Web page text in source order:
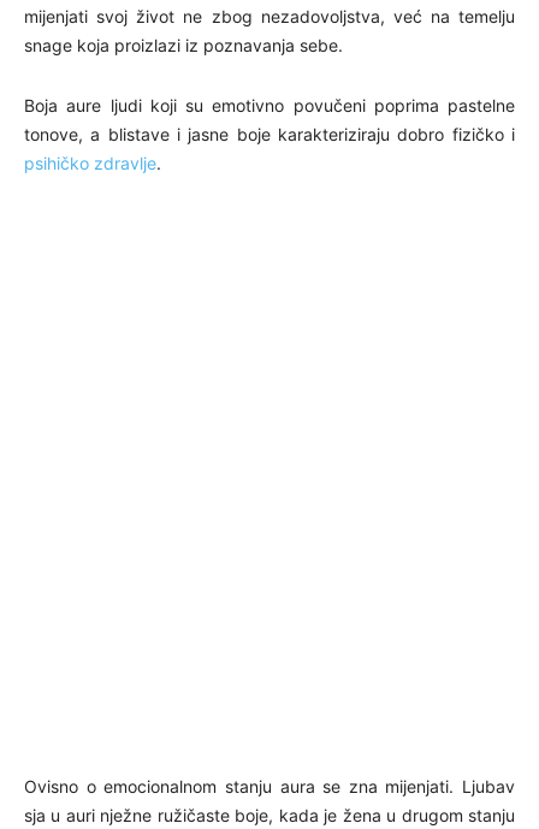
mijenjati svoj život ne zbog nezadovoljstva, već na temelju
snage koja proizlazi iz poznavanja sebe.
Boja aure ljudi koji su emotivno povučeni poprima pastelne
tonove, a blistave i jasne boje karakteriziraju dobro fizičko i
psihičko zdravlje.
Ovisno o emocionalnom stanju aura se zna mijenjati. Ljubav
sja u auri nježne ružičaste boje, kada je žena u drugom stanju